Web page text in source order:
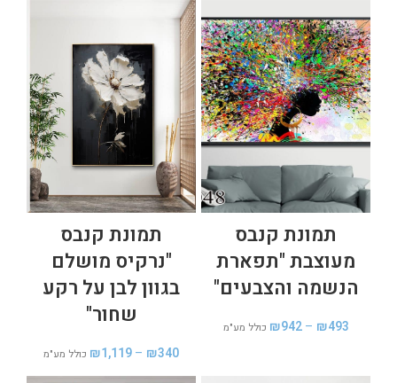
תמונת קנבס
מעוצבת "תפארת
הנשמה והצבעים"
₪493
–
₪942 כולל מע"מ
תמונת קנבס
"נרקיס מושלם
בגוון לבן על רקע
שחור"
₪340
–
₪1,119 כולל מע"מ